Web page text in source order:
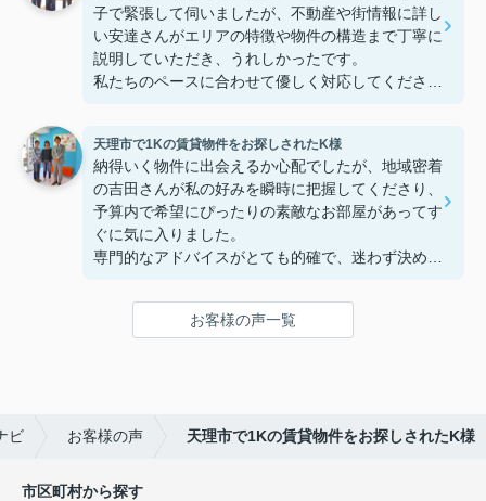
子で緊張して伺いましたが、不動産や街情報に詳し
い安達さんがエリアの特徴や物件の構造まで丁寧に
説明していただき、うれしかったです。
私たちのペースに合わせて優しく対応してくださっ
り、感謝しています。安達さん、ありがとうござい
ました！
天理市で1Kの賃貸物件をお探しされたK様
納得いく物件に出会えるか心配でしたが、地域密着
の吉田さんが私の好みを瞬時に把握してくださり、
予算内で希望にぴったりの素敵なお部屋があってす
ぐに気に入りました。
専門的なアドバイスがとても的確で、迷わず決める
鍵の受け取りのときに、また元気(o・・o)/~お店に
お客様の声一覧
ビ お客様の声 天理市で1Kの賃貸物件をお探しされたK様
市区町村から探す